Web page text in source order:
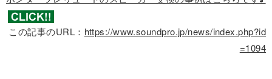
この記事のURL： https://www.soundpro.jp/news/index.php?id
=1094